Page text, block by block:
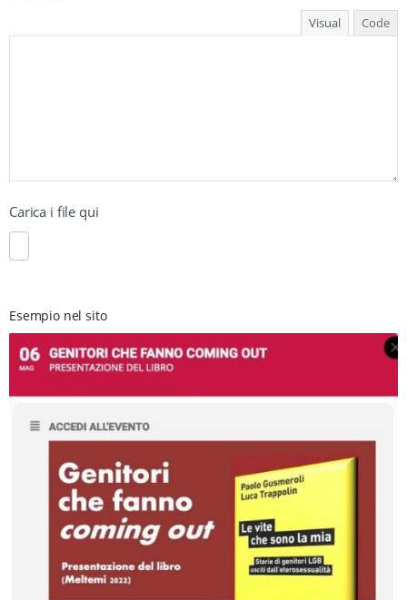
Visual Code
Carica i file qui
Esempio nel sito